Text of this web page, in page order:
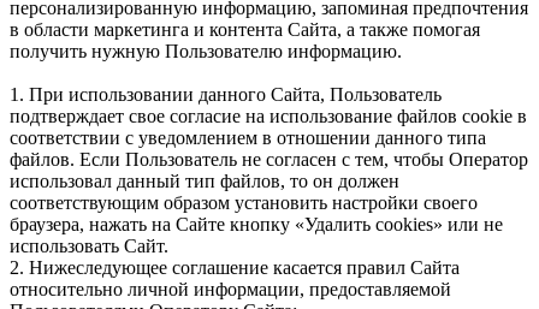
персонализированную информацию, запоминая предпочтения
в области маркетинга и контента Сайта, а также помогая
получить нужную Пользователю информацию.
1. При использовании данного Сайта, Пользователь
подтверждает свое согласие на использование файлов cookie в
соответствии с уведомлением в отношении данного типа
файлов. Если Пользователь не согласен с тем, чтобы Оператор
использовал данный тип файлов, то он должен
соответствующим образом установить настройки своего
браузера, нажать на Сайте кнопку «Удалить cookies» или не
использовать Сайт.
2. Нижеследующее соглашение касается правил Сайта
относительно личной информации, предоставляемой